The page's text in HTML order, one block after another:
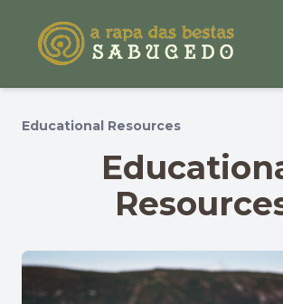
Educational Resources